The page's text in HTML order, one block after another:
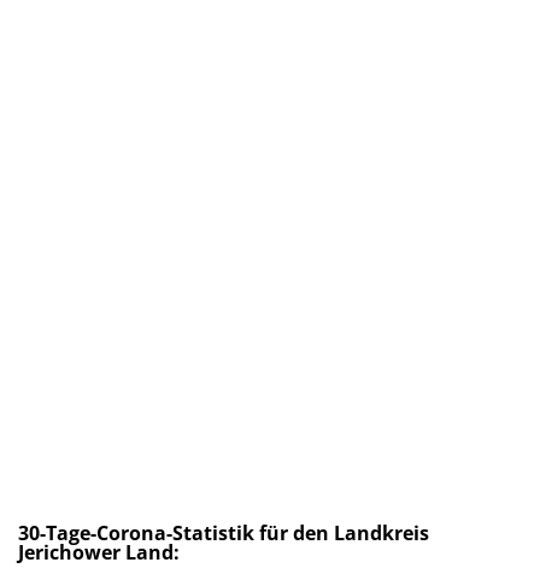
30-Tage-Corona-Statistik für den Landkreis
Jerichower Land: